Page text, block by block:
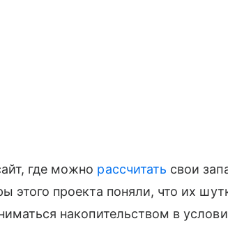
где можно рассчитать свои
этого проекта поняли, что их
накопительством в